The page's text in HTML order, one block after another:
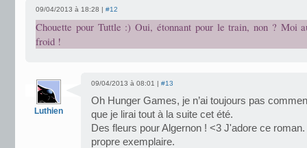
09/04/2013 à 18:28 | #12
Chouette pour Tuttle :) Oui, étonnant pour le train, non ? Moi
froid !
Luthien
09/04/2013 à 08:01 | #13
Oh Hunger Games, je n’ai toujours pas
que je lirai tout à la suite cet été.
Des fleurs pour Algernon ! <3 J'adore ce
propre exemplaire.